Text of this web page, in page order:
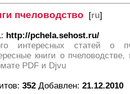
пчеловодство [ru]
http://pchela.sehost.ru/
интересных статей о
книги о
PDF и Djvu
352 Добавлен: 21.12.2010